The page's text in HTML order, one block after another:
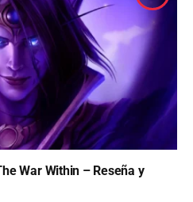
War Within – Reseña y